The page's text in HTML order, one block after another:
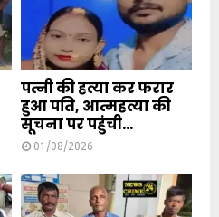
पत्नी की हत्या कर फरार
हुआ पति, आत्महत्या की
सूचना पर पहुंची...
01/08/2026